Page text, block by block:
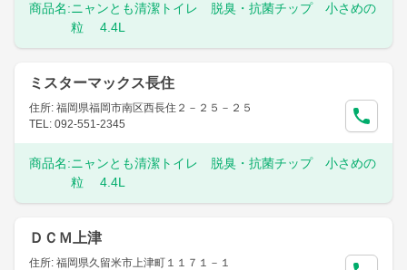
商品名:ニャンとも清潔トイレ 脱臭・抗菌チップ 小さめの
粒 4.4L
ミスターマックス長住
住所: 福岡県福岡市南区西長住２－２５－２５
TEL: 092-551-2345
商品名:ニャンとも清潔トイレ 脱臭・抗菌チップ 小さめの
粒 4.4L
ＤＣＭ上津
住所: 福岡県久留米市上津町１１７１－１